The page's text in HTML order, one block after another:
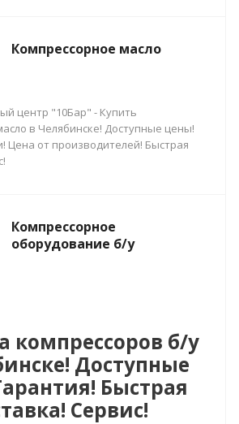
Компрессорное масло
центр "10Бар" - Купить
в Челябинске! Доступные цены!
Цена от производителей! Быстрая
Компрессорное
оборудование б/у
компрессоров б/у
Доступные
Быстрая
Сервис!